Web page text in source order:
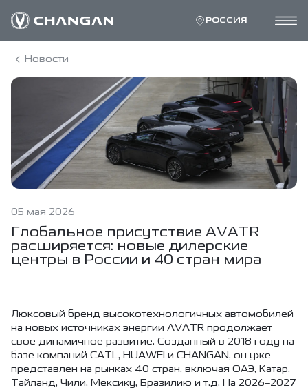
РОССИЯ
Новости
05 мая 2026
Глобальное присутствие AVATR
расширяется: новые дилерские
центры в России и 40 стран мира
Люксовый бренд высокотехнологичных автомобилей
на новых источниках энергии AVATR продолжает
свое динамичное развитие. Созданный в 2018 году на
базе компаний CATL, HUAWEI и CHANGAN, он уже
представлен на рынках 40 стран, включая ОАЭ, Катар,
Тайланд, Чили, Мексику, Бразилию и т.д. На 2026–2027